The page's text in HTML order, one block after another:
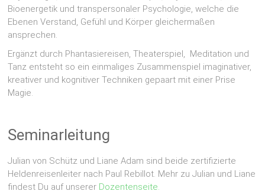
Bioenergetik und transpersonaler Psychologie, welche die
Ebenen Verstand, Gefühl und Körper gleichermaßen
ansprechen.
Ergänzt durch Phantasiereisen, Theaterspiel, Meditation und
Tanz entsteht so ein einmaliges Zusammenspiel imaginativer,
kreativer und kognitiver Techniken gepaart mit einer Prise
Magie.
Seminarleitung
Julian von Schütz und Liane Adam sind beide zertifizierte
Heldenreisenleiter nach Paul Rebillot. Mehr zu Julian und Liane
findest Du auf unserer Dozentenseite.